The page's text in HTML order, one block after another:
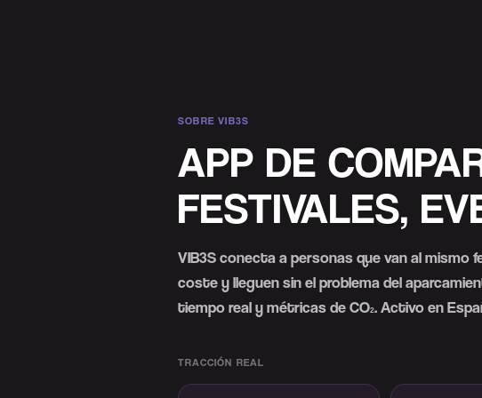
SOBRE VIB3S
APP DE
FESTIVALES,
VIB3S conecta a personas que van al mismo
coste y lleguen sin el problema del
tiempo real y métricas de CO₂. Activo en
TRACCIÓN REAL